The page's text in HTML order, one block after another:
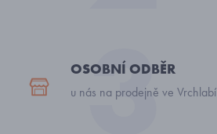
OSOBNÍ ODBĚR
u nás na prodejně ve Vrchlabí